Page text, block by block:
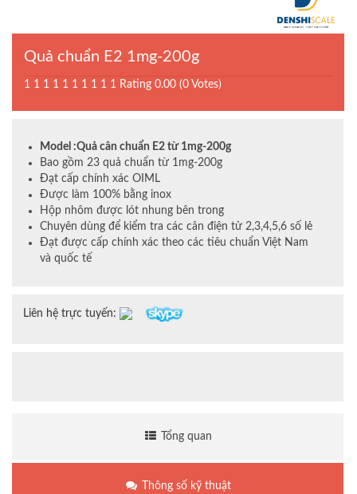
Quả chuẩn E2 1mg-200g
1 1 1 1 1 1 1 1 1 1 Rating 0.00 (0 Votes)
Model :Quả cân chuẩn E2 từ 1mg-200g
Bao gồm 23 quả chuẩn từ 1mg-200g
Đạt cấp chính xác OIML
Được làm 100% bằng inox
Hộp nhôm được lót nhung bên trong
Chuyên dùng để kiểm tra các cân điện tử 2,3,4,5,6 số lẻ
Đạt được cấp chính xác theo các tiêu chuẩn Việt Nam
và quốc tế
Liên hệ trực tuyến:
Tổng quan
Thông số kỹ thuật